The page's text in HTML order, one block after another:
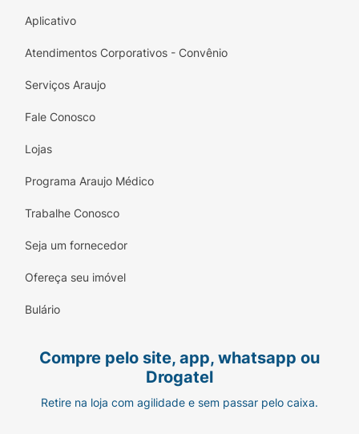
sobre os lábios sempre que sentir necessidade de
hidratação ou antes da exposição ao sol.
Aplicativo
Atendimentos Corporativos - Convênio
Serviços Araujo
Fale Conosco
Lojas
Programa Araujo Médico
Trabalhe Conosco
Seja um fornecedor
Ofereça seu imóvel
Bulário
Compre pelo site, app, whatsapp ou
Drogatel
Retire na loja com agilidade e sem passar pelo caixa.